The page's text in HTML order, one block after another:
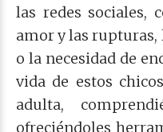
las redes sociales,
amor y las rupturas,
o la necesidad de
vida de estos
adulta,
ofreciéndoles